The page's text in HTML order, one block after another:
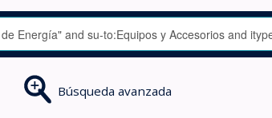
Búsqueda avanzada